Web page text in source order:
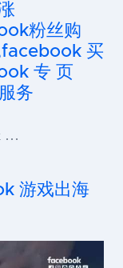
粉丝购
买
专 页
务
…
游戏出海